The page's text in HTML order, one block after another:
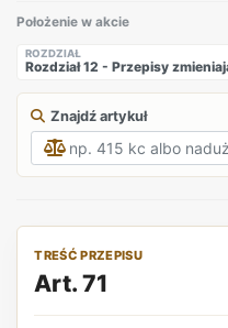
Położenie w akcie
ROZDZIAŁ
Rozdział 12 - Przepisy
Znajdź artykuł
TREŚĆ PRZEPISU
Art. 71